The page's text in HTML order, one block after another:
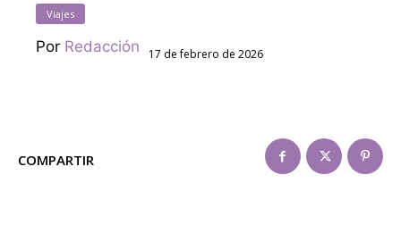
Viajes
Por Redacción 17 de febrero de 2026
COMPARTIR